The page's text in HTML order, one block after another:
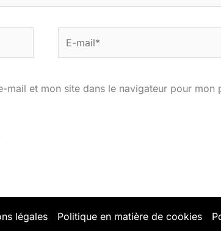
mail*
mail et mon site dans le navigateur pour mon
légales Politique en matière de cookies